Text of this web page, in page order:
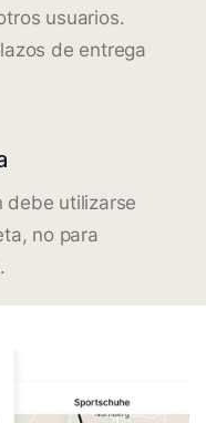
usuarios.
de entrega
debe utilizarse
no para